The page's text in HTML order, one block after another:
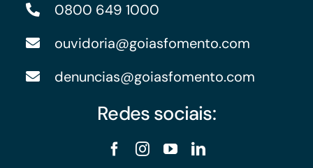
0800 649 1000
ouvidoria@goiasfomento.com
denuncias@goiasfomento.com
Redes sociais: